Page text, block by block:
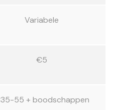
Variabele
€5
55 + boodschappen